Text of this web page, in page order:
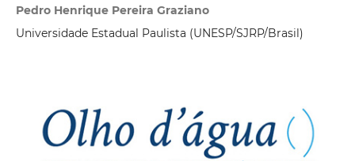
Pedro Henrique Pereira Graziano
Universidade Estadual Paulista (UNESP/SJRP/Brasil)